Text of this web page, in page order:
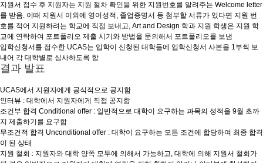
지원서 접수 후 지원자는 지원 절차 확인을 위한 지원번호를 알려주는 Welcome letter
를 받음. 이때 지원서 이외에 영어성적, 졸업증명서 등 첨부할 서류가 있다면 지원 번
호를 적어 지원하려는 학교에 직접 보내고, Art and Design 학과 지원 학생은 지원 학
교에 연락하여 포트폴리오 제출 시기와 방법을 문의해서 포트폴리오를 보냄
입학신청서를 접수한 UCAS는 입학이 신청된 대학들에 입학신청서 사본을 1부씩 보
내어 각 대학별로 심사하도록 함
결과 발표
UCAS에서 지원자에게 공식적으로 공지함
인터뷰 : 대학에서 지원자에게 직접 공지함
조건부 합격 Conditional offer : 일반적으로 대학이 요구하는 과목의 성적을 9월 초까
지 제출하기를 요구함
무조건적 합격 Unconditional offer : 대학이 요구하는 모든 조건에 합당하여 최종 합격
이 된 상태
지원 철회 : 지원자와 대학 양쪽 모두에 의해서 가능하고, 대학에 의해 지원서 철회가